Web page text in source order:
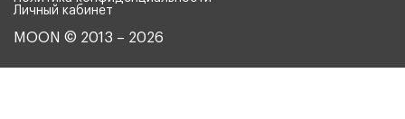
MOON © 2013 – 2026
Личный кабинет